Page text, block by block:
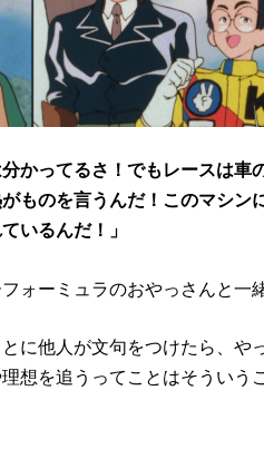
かってるさ！でもレースは車
ものを言うんだ！このマシン
いるんだ！」
ォーミュラのおやっさんと一
に他人が文句をつけたら、や
想を追うってことはそういう